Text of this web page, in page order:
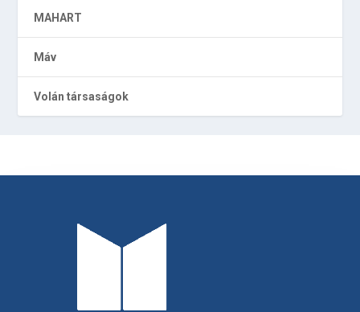
MAHART
Máv
Volán társaságok